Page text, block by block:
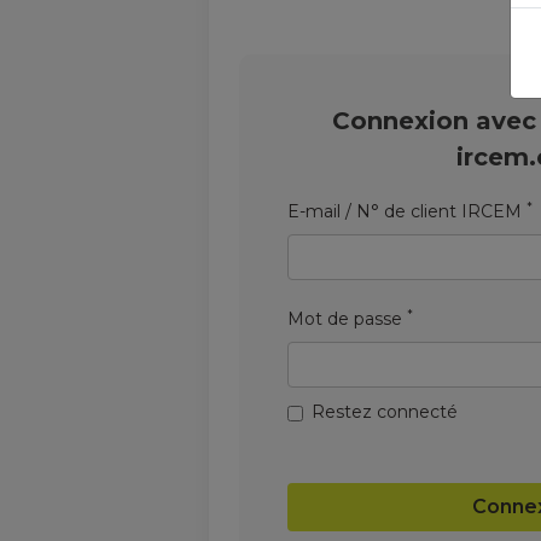
Connexion
E-mail / N° de client IRCEM *
Mot de passe *
Restez connecté